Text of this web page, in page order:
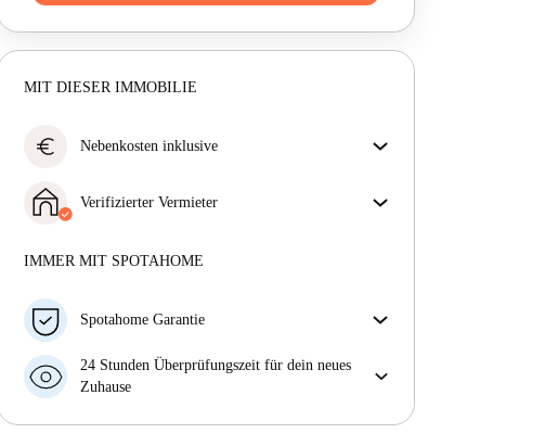
MIT DIESER IMMOBILIE
euro Nebenkosten inklusive
– Miete und Betriebskosten in einem für ein
unkompliziertes Mietverhältnis.
Verifizierter Vermieter
Mehr über diesen Vermieter
IMMER MIT SPOTAHOME
Spotahome Garantie
Falls der Vermieter deine Buchung kurzfristig
storniert, werden wir dir entweder A) ein Hotel
finden oder B) den gezahlten Betrag vollständig
24 Stunden Überprüfungszeit für dein neues
Zuhause